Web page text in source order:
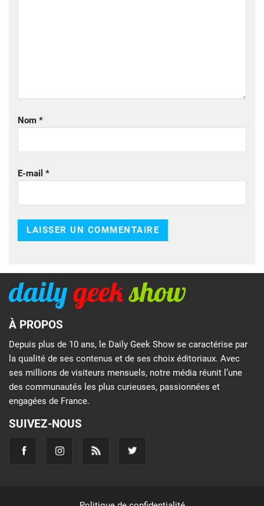
Nom *
E-mail *
À PROPOS
Depuis plus de 10 ans, le Daily Geek Show se caractérise par
la qualité de ses contenus et de ses choix éditoriaux. Avec
ses millions de visiteurs mensuels, notre média réunit l’une
des communautés les plus curieuses, passionnées et
engagées de France.
SUIVEZ-NOUS